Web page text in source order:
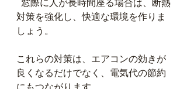
対策を強化し、快適な環境を作りま
しょう。
これらの対策は、エアコンの効きが
良くなるだけでなく、電気代の節約
にもつながります。